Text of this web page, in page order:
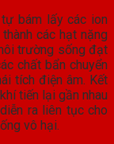
bám lấy các ion
các hạt nặng
trường sống đạt
chất bẩn chuyển
tích điện âm. Kết
tiến lại gần nhau
ra liên tục cho
vô hại.